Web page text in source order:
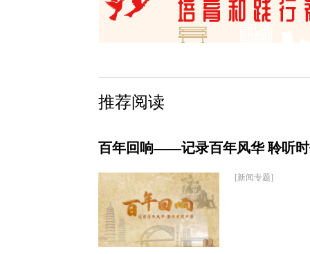
推荐阅读
百年回响——记录百年风华 聆听
[新闻专题]